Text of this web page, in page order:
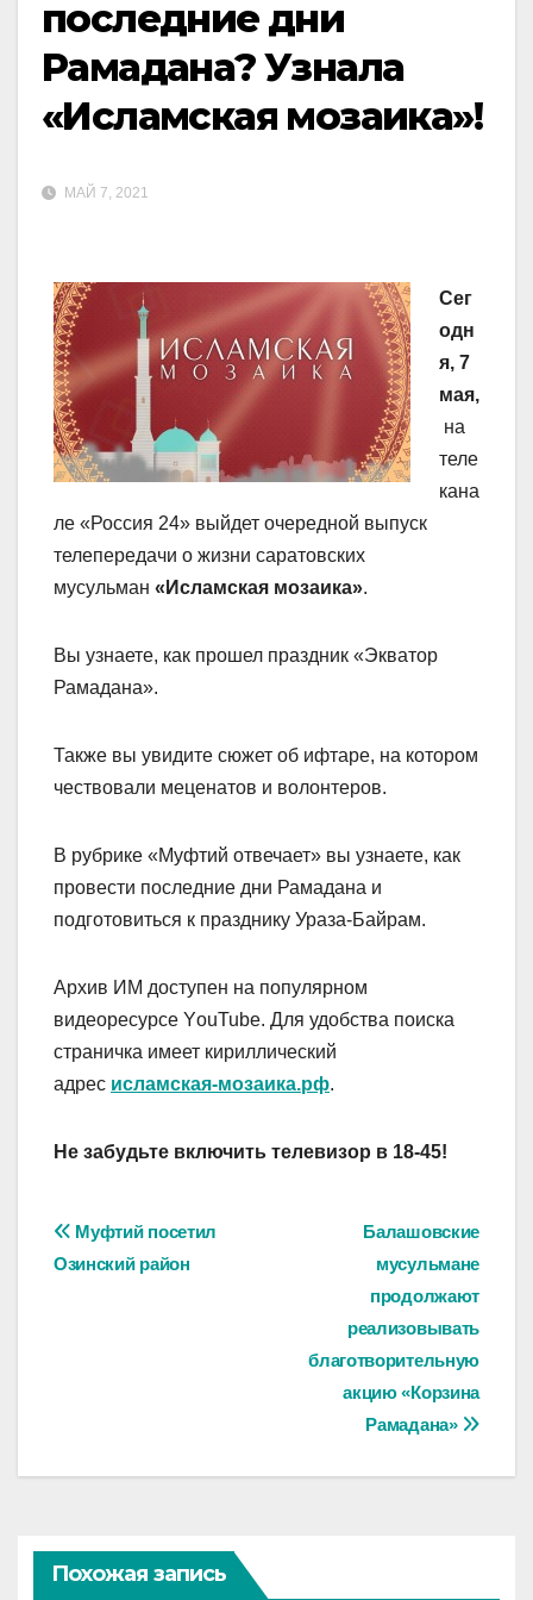
последние дни
Рамадана? Узнала
«Исламская мозаика»!
МАЙ 7, 2021
Сег
одн
я, 7
мая,
на
теле
кана
ле «Россия 24» выйдет очередной выпуск
телепередачи о жизни саратовских
мусульман «Исламская мозаика».
Вы узнаете, как прошел праздник «Экватор
Рамадана».
Также вы увидите сюжет об ифтаре, на котором
чествовали меценатов и волонтеров.
В рубрике «Муфтий отвечает» вы узнаете, как
провести последние дни Рамадана и
подготовиться к празднику Ураза-Байрам.
Архив ИМ доступен на популярном
видеоресурсе YоuTube. Для удобства поиска
страничка имеет кириллический
адрес исламская-мозаика.рф.
Не забудьте включить телевизор в 18-45!
Навигация
Балашовские
мусульмане
продолжают
реализовывать
благотворительную
акцию «Корзина
Рамадана»
Муфтий посетил
Озинский район
Похожая запись